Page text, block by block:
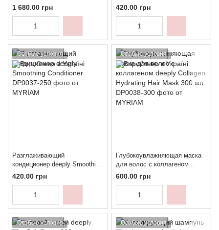
total revival
1 680.00 грн 420.00 грн
Особые условия
Разглаживающий
кондиционер deeply Smoothing
Conditioner
420.00 грн
Особые условия
Глубокоувлажняющая маска
для волос с коллагеном
deeply Collagen Hydrating Hair
Mask 300 мл
600.00 грн
Особые условия Особые условия